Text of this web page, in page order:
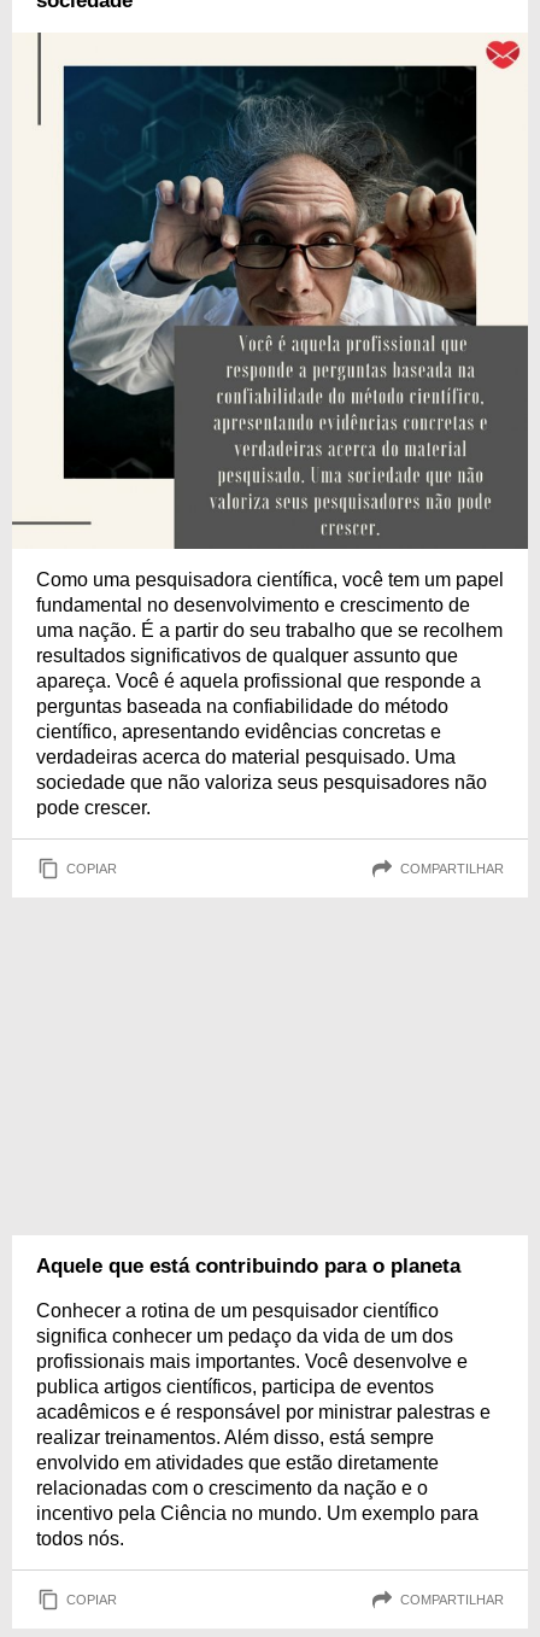
Como uma pesquisadora científica, você tem um papel
fundamental no desenvolvimento e crescimento de
uma nação. É a partir do seu trabalho que se recolhem
resultados significativos de qualquer assunto que
apareça. Você é aquela profissional que responde a
perguntas baseada na confiabilidade do método
científico, apresentando evidências concretas e
verdadeiras acerca do material pesquisado. Uma
sociedade que não valoriza seus pesquisadores não
pode crescer.
COPIAR COMPARTILHAR
Aquele que está contribuindo para o planeta
Conhecer a rotina de um pesquisador científico
significa conhecer um pedaço da vida de um dos
profissionais mais importantes. Você desenvolve e
publica artigos científicos, participa de eventos
acadêmicos e é responsável por ministrar palestras e
realizar treinamentos. Além disso, está sempre
envolvido em atividades que estão diretamente
relacionadas com o crescimento da nação e o
incentivo pela Ciência no mundo. Um exemplo para
todos nós.
COPIAR COMPARTILHAR